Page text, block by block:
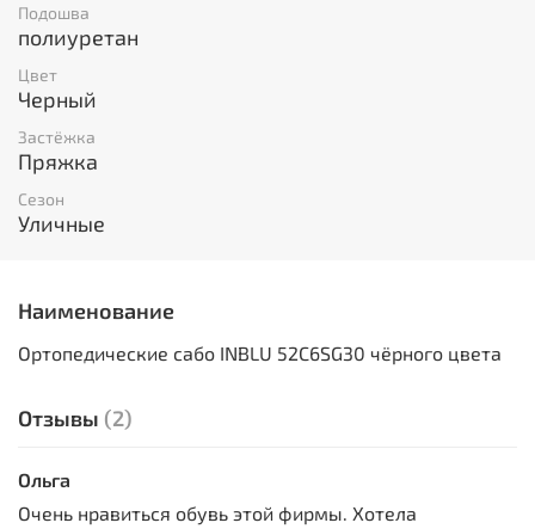
Подошва
полиуретан
Цвет
Черный
Застёжка
Пряжка
Сезон
Уличные
Наименование
Ортопедические сабо INBLU 52C6SG30 чёрного цвета
Отзывы (2)
Ольга
Очень нравиться обувь этой фирмы. Хотела